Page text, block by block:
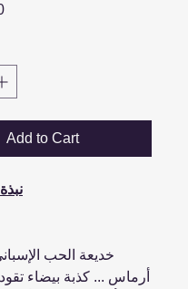
Price
Add to Cart
خديعة الحب
أرماس ... كذبة بيضاء تقود